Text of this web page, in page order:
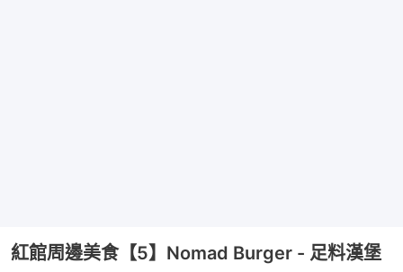
紅館周邊美食【5】Nomad Burger - 足料漢堡